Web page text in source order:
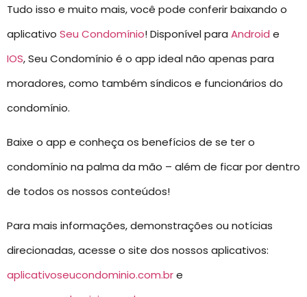
Tudo isso e muito mais, você pode conferir baixando o
aplicativo Seu Condomínio! Disponível para Android e
IOS, Seu Condomínio é o app ideal não apenas para
moradores, como também síndicos e funcionários do
condomínio.
Baixe o app e conheça os benefícios de se ter o
condomínio na palma da mão – além de ficar por dentro
de todos os nossos conteúdos!
Para mais informações, demonstrações ou notícias
direcionadas, acesse o site dos nossos aplicativos:
aplicativoseucondominio.com.bre